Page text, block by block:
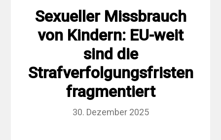
Sexueller Missbrauch
von Kindern: EU-weit
sind die
Strafverfolgungsfristen
fragmentiert
30. Dezember 2025